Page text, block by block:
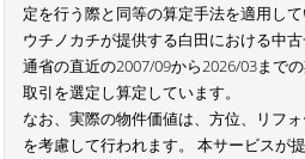
定を行う際と同等の算定手法を適用して
ウチノカチが提供する白田における中
通省の直近の2007/09から2026/03まで
取引を選定し算定しています。
なお、実際の物件価値は、方位、リフ
を考慮して行われます。 本サービスが